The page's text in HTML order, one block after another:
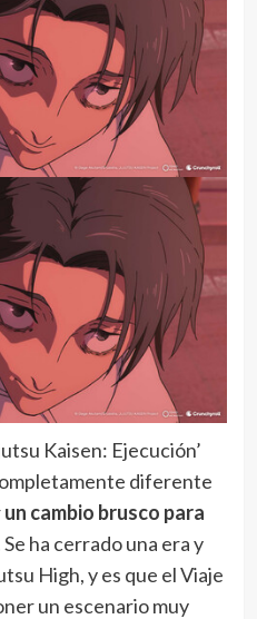
Kaisen: Ejecución’
diferente
un cambio brusco para
Se ha cerrado una era y
High, y es que el Viaje
un escenario muy